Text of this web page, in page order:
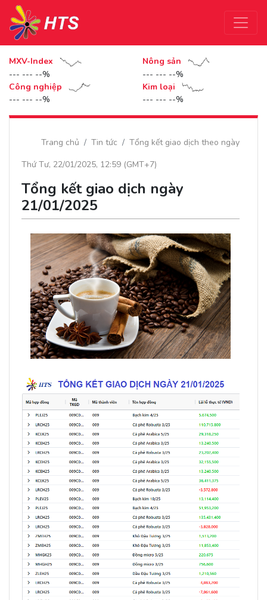
MXV-Index
--- --- --%
Nông sản
--- --- --%
Công nghiệp
--- --- --%
Kim loại
--- --- --%
Trang chủ Tin tức
Tổng kết giao dịch theo ngày
Thứ Tư, 22/01/2025, 12:59 (GMT+7)
Tổng kết giao dịch ngày
21/01/2025